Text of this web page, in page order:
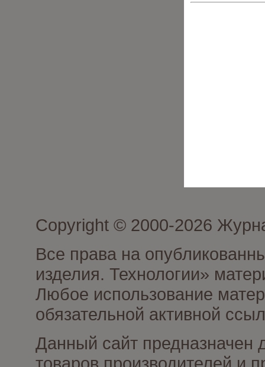
Copyright © 2000-2026
Все права на
изделия. Технологии»
Любое использование
обязательной активной
Данный сайт предназначен